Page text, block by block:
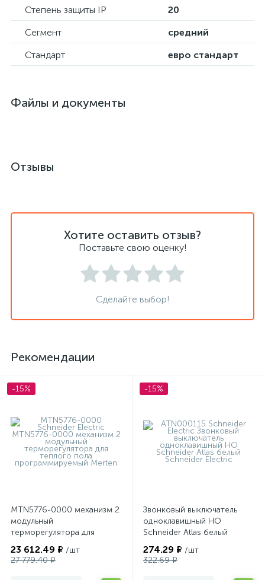
Степень защиты IP
20
Сегмент
средний
Стандарт
евро стандарт
Файлы и документы
Отзывы
Хотите оставить отзыв?
Поставьте свою оценку!
Сделайте выбор!
Рекомендации
-15%
MTN5776-0000 механизм 2
модульный
терморегулятора для
программируемый Merten
23 612.49 ₽ /шт
27 779.40 ₽
-15%
Звонковый выключатель
одноклавишный НО
Schneider Atlas белый
274.29 ₽ /шт
322.69 ₽